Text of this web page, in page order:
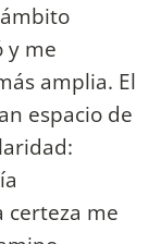
y me
amplia. El
espacio de
certeza me